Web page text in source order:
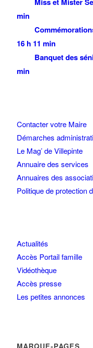
min
16 h 11 min
Banquet des
min
Contacter votre Maire
Démarches
Le Mag’ de Villepinte
Annuaire des services
Annuaires des
Politique de protection
Actualités
Accès Portail famille
Vidéothèque
Accès presse
Les petites annonces